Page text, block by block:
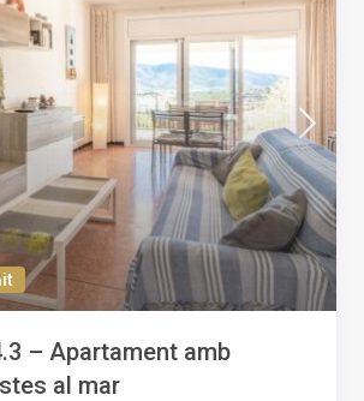
– Apartament amb
al mar